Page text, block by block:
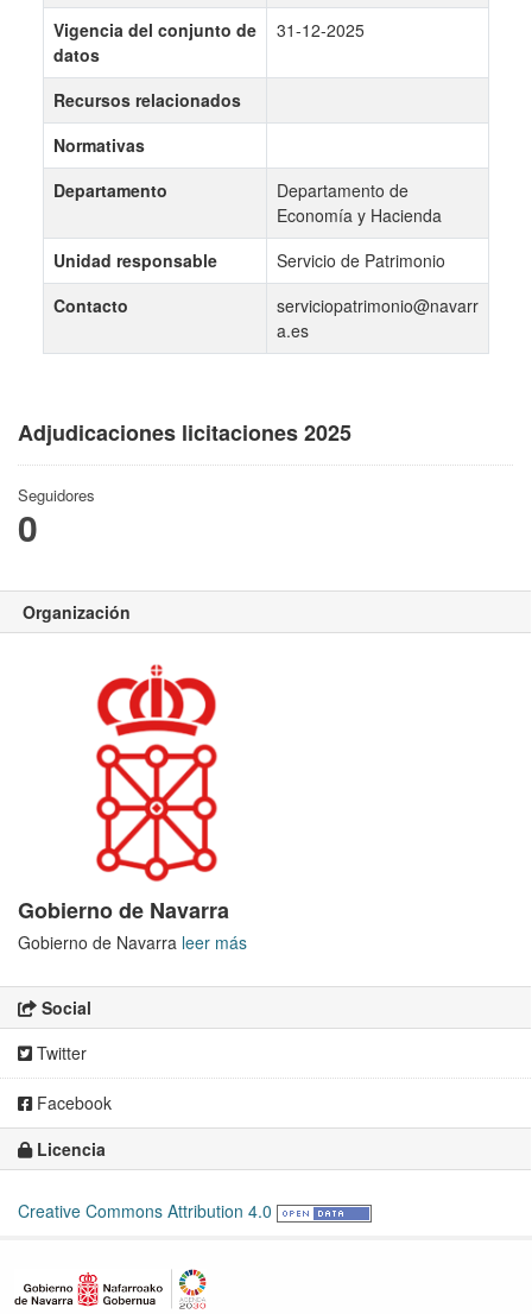
Adjudicaciones licitaciones 2025
Seguidores
0
Organización
Gobierno de Navarra
Gobierno de Navarra leer más
Social
Twitter
Facebook
Licencia
Creative Commons Attribution 4.0
Vigencia del conjunto de
datos
31-12-2025
Recursos relacionados
Normativas
Departamento
Departamento de
Economía y Hacienda
Unidad responsable
Servicio de Patrimonio
Contacto
serviciopatrimonio@navarr
a.es